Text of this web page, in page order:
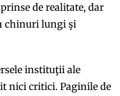
de realitate, dar
chinuri lungi şi
instituţii ale
nici critici. Paginile de